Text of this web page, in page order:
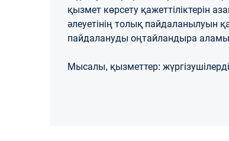
қызмет көрсету қажеттіліктерін
әлеуетінің толық пайдаланылуын
пайдалануды оңтайландыра
Мысалы, қызметтер: